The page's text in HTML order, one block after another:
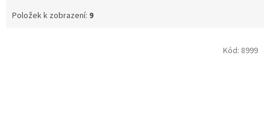
Položek k zobrazení: 9
Kód: 8999